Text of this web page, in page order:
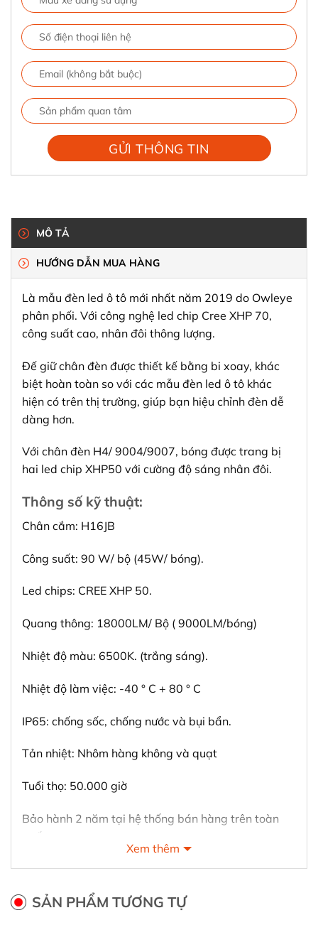
MÔ TẢ
HƯỚNG DẪN MUA HÀNG
Là mẫu đèn led ô tô mới nhất năm 2019 do Owleye
phân phối. Với công nghệ led chip Cree XHP 70,
công suất cao, nhân đôi thông lượng.
Đế giữ chân đèn được thiết kế bằng bi xoay, khác
biệt hoàn toàn so với các mẫu đèn led ô tô khác
hiện có trên thị trường, giúp bạn hiệu chỉnh đèn dễ
dàng hơn.
Với chân đèn H4/ 9004/9007, bóng được trang bị
hai led chip XHP50 với cường độ sáng nhân đôi.
Thông số kỹ thuật:
Chân cắm: H16JB
Công suất: 90 W/ bộ (45W/ bóng).
Led chips: CREE XHP 50.
Quang thông: 18000LM/ Bộ ( 9000LM/bóng)
Nhiệt độ màu: 6500K. (trắng sáng).
Nhiệt độ làm việc: -40 ° C + 80 ° C
IP65: chống sốc, chống nước và bụi bẩn.
Tản nhiệt: Nhôm hàng không và quạt
Tuổi thọ: 50.000 giờ
Bảo hành 2 năm tại hệ thống bán hàng trên toàn
quốc.
Xem thêm
SẢN PHẨM TƯƠNG TỰ